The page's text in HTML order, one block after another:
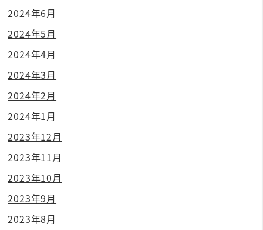
2024年6月
2024年5月
2024年4月
2024年3月
2024年2月
2024年1月
2023年12月
2023年11月
2023年10月
2023年9月
2023年8月